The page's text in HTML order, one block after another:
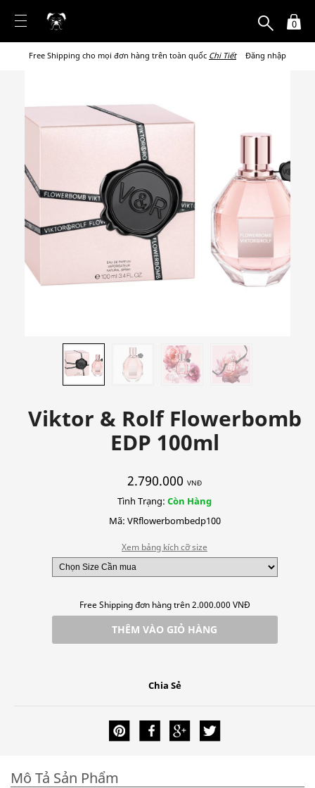
0
Free Shipping cho mọi đơn hàng trên toàn quốc Chi Tiết Đăng nhập
Viktor & Rolf Flowerbomb
EDP 100ml
2.790.000 VNĐ
Tình Trạng: Còn Hàng
Mã: VRflowerbombedp100
Xem bảng kích cỡ size
Free Shipping đơn hàng trên 2.000.000 VNĐ
THÊM VÀO GIỎ HÀNG
Chia Sẻ
Mô Tả Sản Phẩm